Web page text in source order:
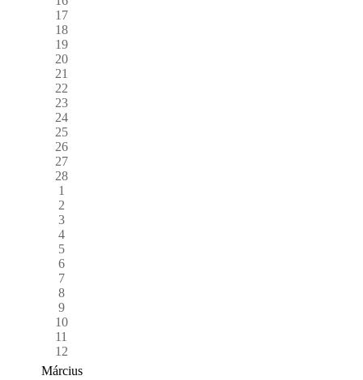
17
18
19
20
21
22
23
24
25
26
27
28
1
2
3
4
5
6
7
8
9
10
11
12
Március